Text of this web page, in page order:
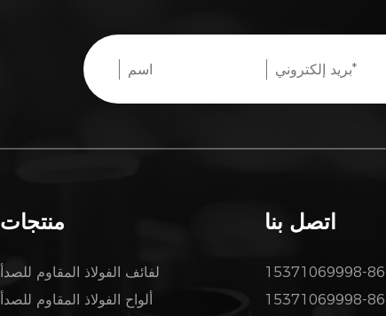
منتجات
لفائف الفولاذ المقاوم للصدأ
ألواح الفولاذ المقاوم للصدأ
اتصل بنا